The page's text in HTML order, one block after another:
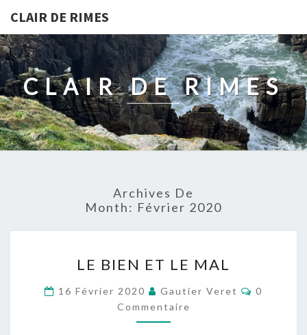
CLAIR DE RIMES
CLAIR DE RIMES
Archives De
Month: Février 2020
BIEN
ET
LE
MAL
LE BIEN ET LE MAL
16 Février 2020 Gautier Veret
0
Commentaire